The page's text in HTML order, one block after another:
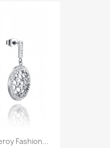
Fashion...